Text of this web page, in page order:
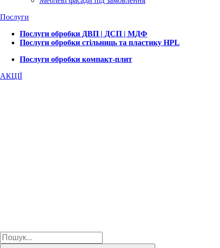
Послуги
Послуги обробки ДВП | ДСП | МДФ
Послуги обробки стільниць та пластику HPL
Послуги обробки компакт-плит
АКЦІЇ